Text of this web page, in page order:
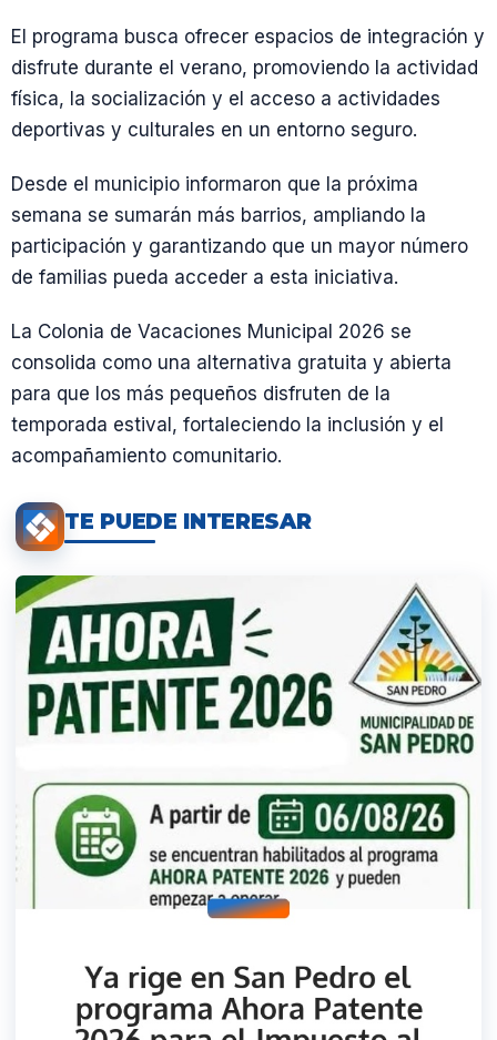
El programa busca ofrecer espacios de integración y
disfrute durante el verano, promoviendo la actividad
física, la socialización y el acceso a actividades
deportivas y culturales en un entorno seguro.
Desde el municipio informaron que la próxima
semana se sumarán más barrios, ampliando la
participación y garantizando que un mayor número
de familias pueda acceder a esta iniciativa.
La Colonia de Vacaciones Municipal 2026 se
consolida como una alternativa gratuita y abierta
para que los más pequeños disfruten de la
temporada estival, fortaleciendo la inclusión y el
acompañamiento comunitario.
TE PUEDE INTERESAR